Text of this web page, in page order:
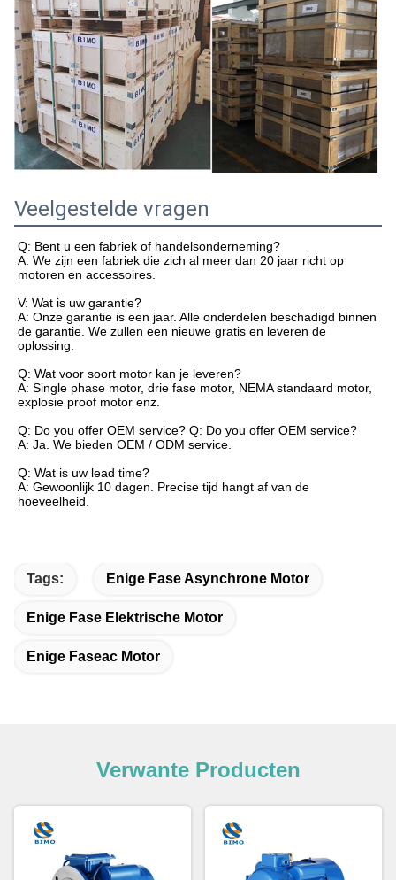
Veelgestelde vragen
Q: Bent u een fabriek of handelsonderneming?
A: We zijn een fabriek die zich al meer dan 20 jaar richt op
motoren en accessoires.
V: Wat is uw garantie?
A: Onze garantie is een jaar. Alle onderdelen beschadigd binnen
de garantie. We zullen een nieuwe gratis en leveren de
oplossing.
Q: Wat voor soort motor kan je leveren?
A: Single phase motor, drie fase motor, NEMA standaard motor,
explosie proof motor enz.
Q: Do you offer OEM service? Q: Do you offer OEM service?
A: Ja. We bieden OEM / ODM service.
Q: Wat is uw lead time?
A: Gewoonlijk 10 dagen. Precise tijd hangt af van de
hoeveelheid.
Tags: Enige Fase Asynchrone Motor
Enige Fase Elektrische Motor
Enige Faseac Motor
Verwante Producten